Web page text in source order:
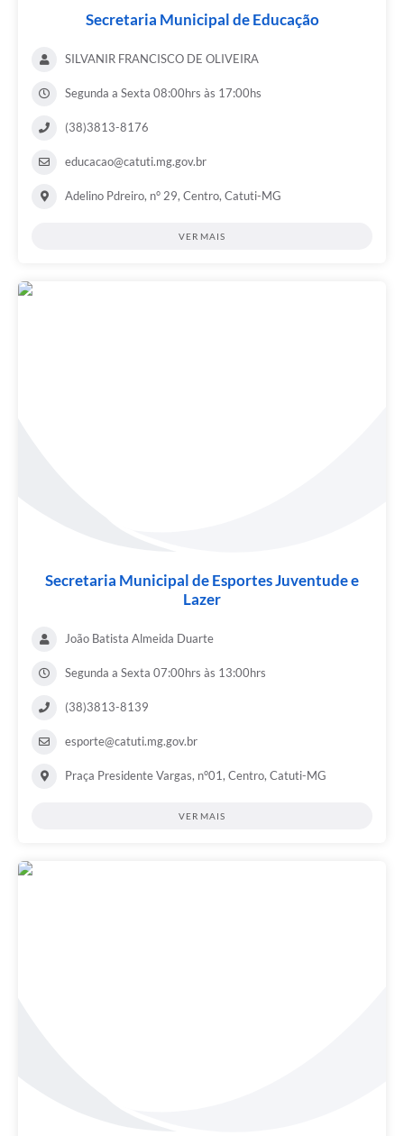
Secretaria Municipal de Educação
SILVANIR FRANCISCO DE OLIVEIRA
Segunda a Sexta 08:00hrs às 17:00hs
(38)3813-8176
educacao@catuti.mg.gov.br
Adelino Pdreiro, n° 29, Centro, Catuti-MG
VER MAIS
Secretaria Municipal de Esportes Juventude e
Lazer
João Batista Almeida Duarte
Segunda a Sexta 07:00hrs às 13:00hrs
(38)3813-8139
esporte@catuti.mg.gov.br
Praça Presidente Vargas, n°01, Centro, Catuti-MG
VER MAIS